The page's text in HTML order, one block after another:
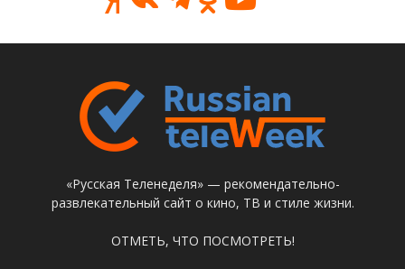
«Русская Теленеделя» — рекомендательно-
развлекательный сайт о кино, ТВ и стиле жизни.
ОТМЕТЬ, ЧТО ПОСМОТРЕТЬ!